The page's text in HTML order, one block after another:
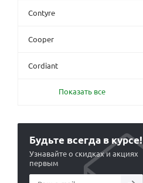
Contyre
Cooper
Cordiant
Показать все
Будьте всегда в курсе!
Узнавайте о скидках и акциях
первым